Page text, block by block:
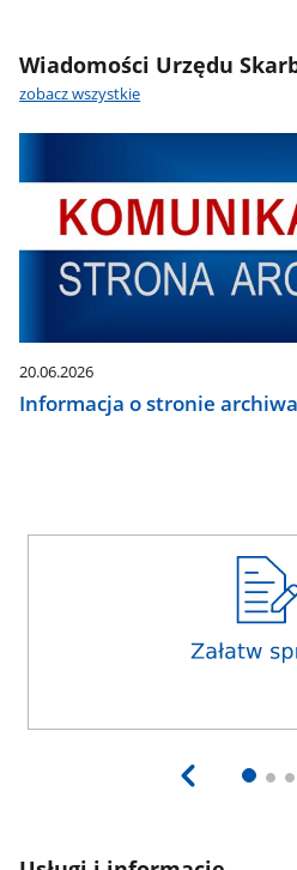
Wiadomości Urzędu
zobacz wszystkie
20.06.2026
Informacja o stronie